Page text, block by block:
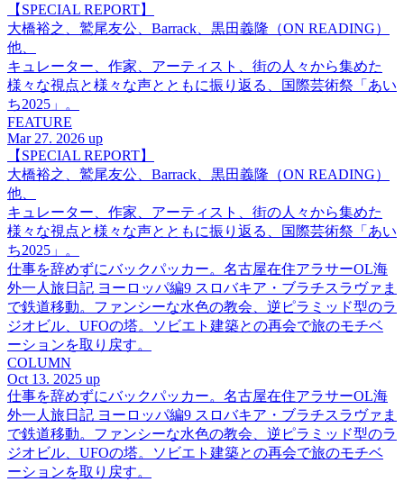
【SPECIAL REPORT】
大橋裕之、鷲尾友公、Barrack、黒田義隆（ON READING）
他、
キュレーター、作家、アーティスト、街の人々から集めた
様々な視点と様々な声とともに振り返る、国際芸術祭「あい
ち2025」。
FEATURE
Mar 27. 2026 up
【SPECIAL REPORT】
大橋裕之、鷲尾友公、Barrack、黒田義隆（ON READING）
他、
キュレーター、作家、アーティスト、街の人々から集めた
様々な視点と様々な声とともに振り返る、国際芸術祭「あい
ち2025」。
仕事を辞めずにバックパッカー。名古屋在住アラサーOL海
外一人旅日記 ヨーロッパ編9 スロバキア・ブラチスラヴァま
で鉄道移動。ファンシーな水色の教会、逆ピラミッド型のラ
ジオビル、UFOの塔。ソビエト建築との再会で旅のモチベ
ーションを取り戻す。
COLUMN
Oct 13. 2025 up
仕事を辞めずにバックパッカー。名古屋在住アラサーOL海
外一人旅日記 ヨーロッパ編9 スロバキア・ブラチスラヴァま
で鉄道移動。ファンシーな水色の教会、逆ピラミッド型のラ
ジオビル、UFOの塔。ソビエト建築との再会で旅のモチベ
ーションを取り戻す。